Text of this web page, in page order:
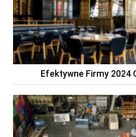
Efektywne Firmy 2024